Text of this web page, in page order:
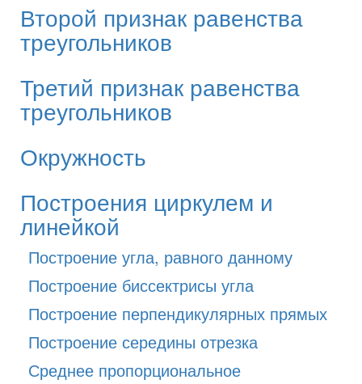
Второй признак равенства
треугольников
Третий признак равенства
треугольников
Окружность
Построения циркулем и
линейкой
Построение угла, равного данному
Построение биссектрисы угла
Построение перпендикулярных прямых
Построение середины отрезка
Среднее пропорциональное